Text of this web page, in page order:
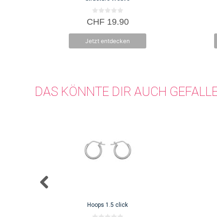
0
v
5
CHF19.90
Jetzt entdecken
DAS KÖNNTE DIR AUCH
Hoops 1.5 click